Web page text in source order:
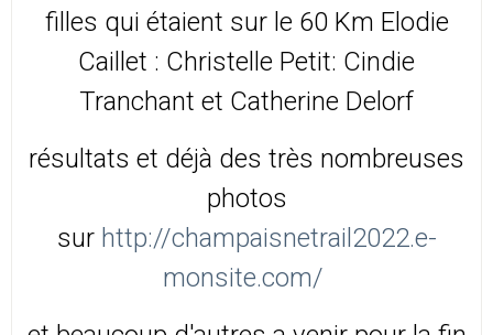
filles qui étaient sur le 60 Km Elodie
Caillet : Christelle Petit: Cindie
Tranchant et Catherine Delorf
résultats et déjà des très nombreuses
photos
sur http://champaisnetrail2022.e-
monsite.com/